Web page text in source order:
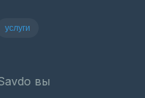
услуги
вы